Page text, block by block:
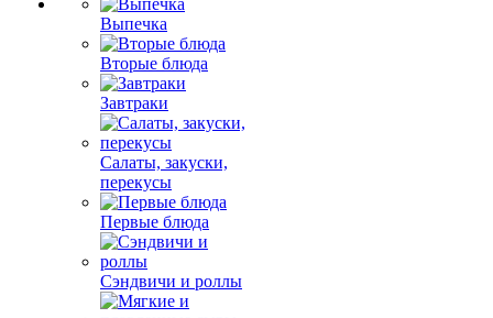
Выпечка
Вторые блюда
Завтраки
Салаты, закуски,
перекусы
Первые блюда
Сэндвичи и роллы